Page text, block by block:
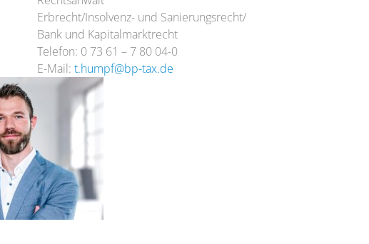
Erbrecht/Insolvenz- und Sanierungsrecht/
Bank und Kapitalmarktrecht
Telefon: 0 73 61 – 7 80 04-0
E-Mail: t.humpf@bp-tax.de